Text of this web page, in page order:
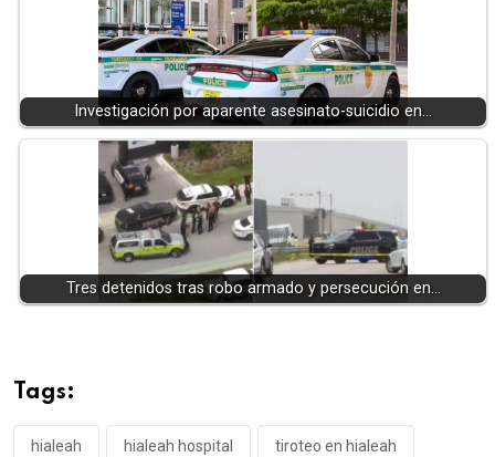
Investigación por aparente asesinato-suicidio en…
Tres detenidos tras robo armado y persecución en…
Tags:
hialeah hialeah hospital tiroteo en hialeah